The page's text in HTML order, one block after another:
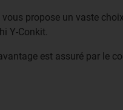
propose un vaste
Y-Conkit.
est assuré par le